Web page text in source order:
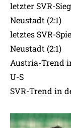
letzter SVR-
Neustadt (2:1)
letztes SVR-
Neustadt (2:1)
Austria-Trend
U-S
SVR-Trend in